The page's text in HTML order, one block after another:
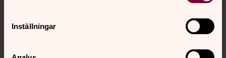
Inställningar